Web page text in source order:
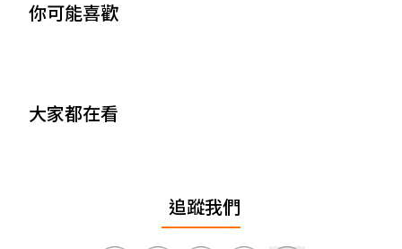
你可能喜歡
大家都在看
追蹤我們